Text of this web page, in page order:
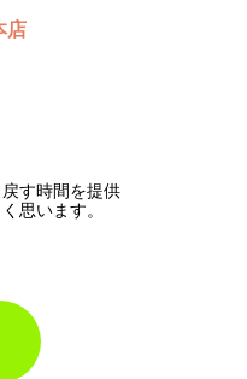
店
す時間を提供
思います。